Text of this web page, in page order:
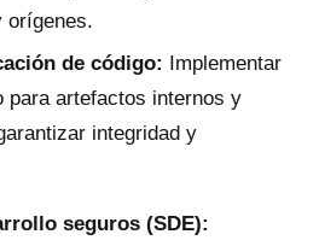
orígenes.
de código: Implementar
para artefactos internos y
integridad y
seguros (SDE):